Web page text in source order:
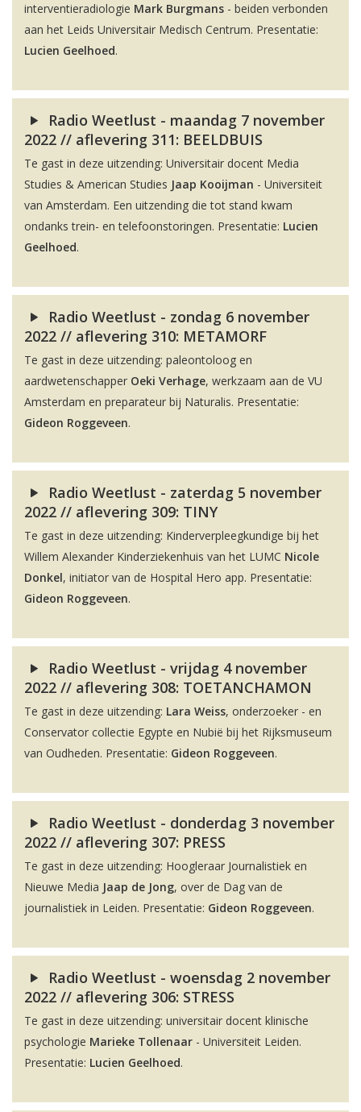
interventieradiologie Mark Burgmans - beiden verbonden
aan het Leids Universitair Medisch Centrum. Presentatie:
Lucien Geelhoed.
Radio Weetlust - maandag 7 november
2022 // aflevering 311: BEELDBUIS
Te gast in deze uitzending: Universitair docent Media
Studies & American Studies Jaap Kooijman - Universiteit
van Amsterdam. Een uitzending die tot stand kwam
ondanks trein- en telefoonstoringen. Presentatie: Lucien
Geelhoed.
Radio Weetlust - zondag 6 november
2022 // aflevering 310: METAMORF
Te gast in deze uitzending: paleontoloog en
aardwetenschapper Oeki Verhage, werkzaam aan de VU
Amsterdam en preparateur bij Naturalis. Presentatie:
Gideon Roggeveen.
Radio Weetlust - zaterdag 5 november
2022 // aflevering 309: TINY
Te gast in deze uitzending: Kinderverpleegkundige bij het
Willem Alexander Kinderziekenhuis van het LUMC Nicole
Donkel, initiator van de Hospital Hero app. Presentatie:
Gideon Roggeveen.
Radio Weetlust - vrijdag 4 november
2022 // aflevering 308: TOETANCHAMON
Te gast in deze uitzending: Lara Weiss, onderzoeker - en
Conservator collectie Egypte en Nubië bij het Rijksmuseum
van Oudheden. Presentatie: Gideon Roggeveen.
Radio Weetlust - donderdag 3 november
2022 // aflevering 307: PRESS
Te gast in deze uitzending: Hoogleraar Journalistiek en
Nieuwe Media Jaap de Jong, over de Dag van de
journalistiek in Leiden. Presentatie: Gideon Roggeveen.
Radio Weetlust - woensdag 2 november
2022 // aflevering 306: STRESS
Te gast in deze uitzending: universitair docent klinische
psychologie Marieke Tollenaar - Universiteit Leiden.
Presentatie: Lucien Geelhoed.